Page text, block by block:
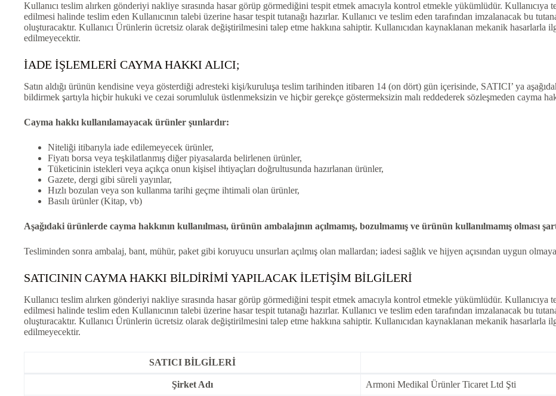
Kullanıcı teslim alırken gönderiyi nakliye sırasında hasar görüp görmediğini tespit etmek amacıyla kontrol etmekle yükümlüdür. Kullanıcıya
edilmesi halinde teslim eden Kullanıcının talebi üzerine hasar tespit tutanağı hazırlar. Kullanıcı ve teslim eden tarafından imzalanacak bu
oluşturacaktır. Kullanıcı Ürünlerin ücretsiz olarak değiştirilmesini talep etme hakkına sahiptir. Kullanıcıdan kaynaklanan mekanik hasarlarla
edilmeyecektir.
İADE İŞLEMLERİ CAYMA HAKKI ALICI;
Satın aldığı ürünün kendisine veya gösterdiği adresteki kişi/kuruluşa teslim tarihinden itibaren 14 (on dört) gün içerisinde, SATICI’ ya
bildirmek şartıyla hiçbir hukuki ve cezai sorumluluk üstlenmeksizin ve hiçbir gerekçe göstermeksizin malı reddederek sözleşmeden cayma
Cayma hakkı kullanılamayacak ürünler şunlardır:
Niteliği itibarıyla iade edilemeyecek ürünler,
Fiyatı borsa veya teşkilatlanmış diğer piyasalarda belirlenen ürünler,
Tüketicinin istekleri veya açıkça onun kişisel ihtiyaçları doğrultusunda hazırlanan ürünler,
Gazete, dergi gibi süreli yayınlar,
Hızlı bozulan veya son kullanma tarihi geçme ihtimali olan ürünler,
Basılı ürünler (Kitap, vb)
Aşağıdaki ürünlerde cayma hakkının kullanılması, ürünün ambalajının açılmamış, bozulmamış ve ürünün kullanılmamış olması
Tesliminden sonra ambalaj, bant, mühür, paket gibi koruyucu unsurları açılmış olan mallardan; iadesi sağlık ve hijyen açısından uygun
SATICININ CAYMA HAKKI BİLDİRİMİ YAPILACAK İLETİŞİM BİLGİLERİ
Kullanıcı teslim alırken gönderiyi nakliye sırasında hasar görüp görmediğini tespit etmek amacıyla kontrol etmekle yükümlüdür. Kullanıcıya
edilmesi halinde teslim eden Kullanıcının talebi üzerine hasar tespit tutanağı hazırlar. Kullanıcı ve teslim eden tarafından imzalanacak bu
oluşturacaktır. Kullanıcı Ürünlerin ücretsiz olarak değiştirilmesini talep etme hakkına sahiptir. Kullanıcıdan kaynaklanan mekanik hasarlarla
edilmeyecektir.
SATICI BİLGİLERİ
Şirket Adı Armoni Medikal Ürünler Ticaret Ltd Şti